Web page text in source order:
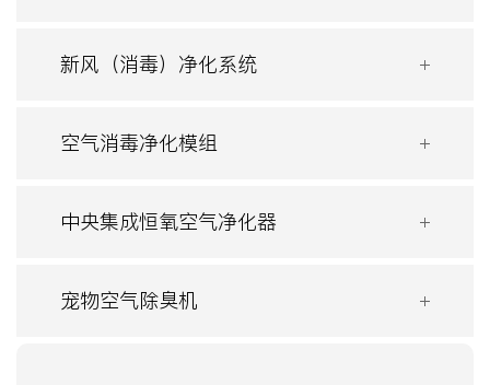
新风（消毒）净化系统
空气消毒净化模组
中央集成恒氧空气净化器
宠物空气除臭机